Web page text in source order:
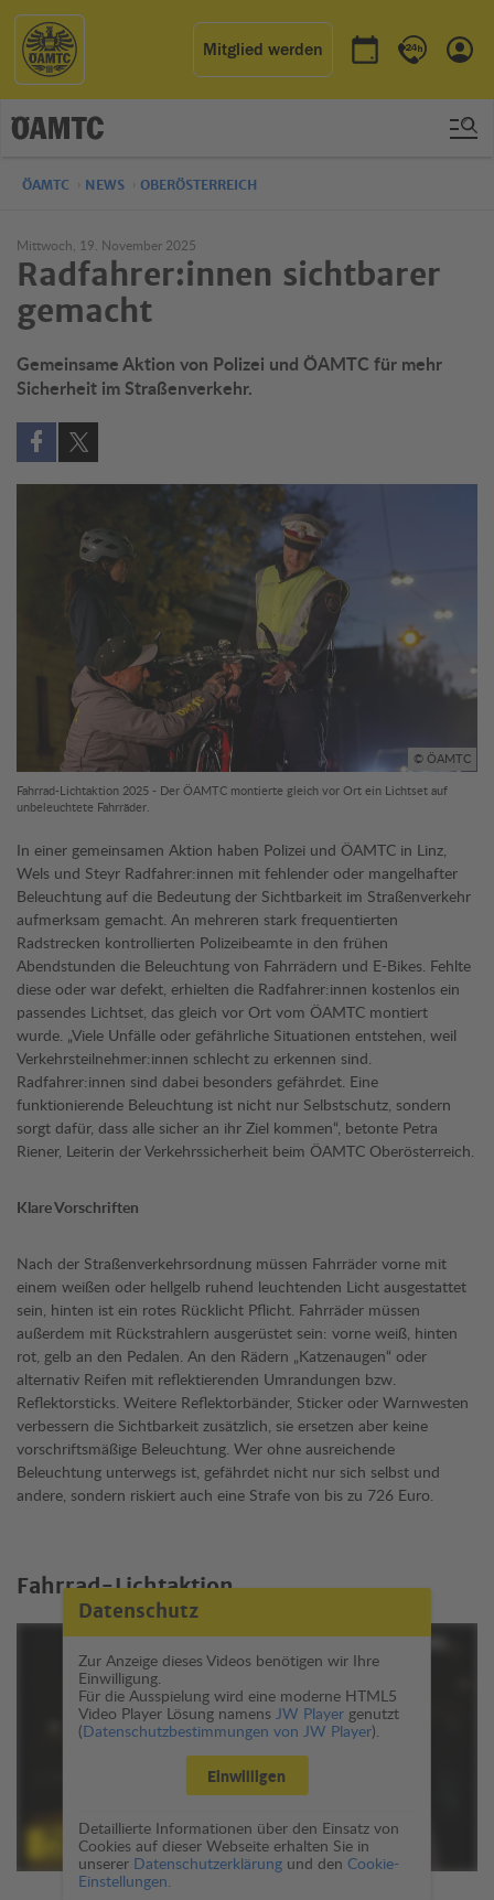
Mitglied werden
Termin buchen
Kontakt &
ÖAMTC NEWS OBERÖSTERREICH
Mittwoch, 19. November 2025
Radfahrer:innen sichtbarer
gemacht
Gemeinsame Aktion von Polizei und ÖAMTC für mehr
Sicherheit im Straßenverkehr.
Auf Facebook teilen (öffnet in neuem Fenster)
Auf X teilen (öffnet in neuem Fenster)
© ÖAMTC
Fahrrad-Lichtaktion 2025 - Der ÖAMTC montierte gleich vor Ort ein Lichtset auf
unbeleuchtete Fahrräder.
In einer gemeinsamen Aktion haben Polizei und ÖAMTC in Linz,
Wels und Steyr Radfahrer:innen mit fehlender oder mangelhafter
Beleuchtung auf die Bedeutung der Sichtbarkeit im Straßenverkehr
aufmerksam gemacht. An mehreren stark frequentierten
Radstrecken kontrollierten Polizeibeamte in den frühen
Abendstunden die Beleuchtung von Fahrrädern und E-Bikes. Fehlte
diese oder war defekt, erhielten die Radfahrer:innen kostenlos ein
passendes Lichtset, das gleich vor Ort vom ÖAMTC montiert
wurde. „Viele Unfälle oder gefährliche Situationen entstehen, weil
Verkehrsteilnehmer:innen schlecht zu erkennen sind.
Radfahrer:innen sind dabei besonders gefährdet. Eine
funktionierende Beleuchtung ist nicht nur Selbstschutz, sondern
sorgt dafür, dass alle sicher an ihr Ziel kommen“, betonte Petra
Riener, Leiterin der Verkehrssicherheit beim ÖAMTC Oberösterreich.
Klare Vorschriften
Nach der Straßenverkehrsordnung müssen Fahrräder vorne mit
einem weißen oder hellgelb ruhend leuchtenden Licht ausgestattet
sein, hinten ist ein rotes Rücklicht Pflicht. Fahrräder müssen
außerdem mit Rückstrahlern ausgerüstet sein: vorne weiß, hinten
rot, gelb an den Pedalen. An den Rädern „Katzenaugen“ oder
alternativ Reifen mit reflektierenden Umrandungen bzw.
Reflektorsticks. Weitere Reflektorbänder, Sticker oder Warnwesten
verbessern die Sichtbarkeit zusätzlich, sie ersetzen aber keine
vorschriftsmäßige Beleuchtung. Wer ohne ausreichende
Beleuchtung unterwegs ist, gefährdet nicht nur sich selbst und
andere, sondern riskiert auch eine Strafe von bis zu 726 Euro.
Fahrrad-Lichtaktion
Datenschutz
Zur Anzeige dieses Videos benötigen wir Ihre
Einwilligung.
Für die Ausspielung wird eine moderne HTML5
Video Player Lösung namens JW Playergenutzt
(Datenschutzbestimmungen von JW Player).
Einwilligen
Detaillierte Informationen über den Einsatz von
Cookies auf dieser Webseite erhalten Sie in
unserer Datenschutzerklärungund den Cookie-
Einstellungen.